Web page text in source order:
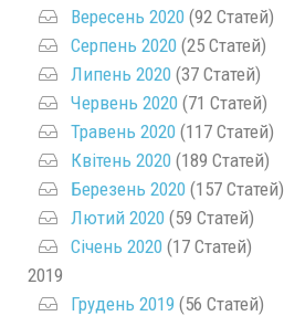
Вересень 2020 (92 Статей)
Серпень 2020 (25 Статей)
Липень 2020 (37 Статей)
Червень 2020 (71 Статей)
Травень 2020 (117 Статей)
Квітень 2020 (189 Статей)
Березень 2020 (157 Статей)
Лютий 2020 (59 Статей)
Січень 2020 (17 Статей)
2019
Грудень 2019 (56 Статей)